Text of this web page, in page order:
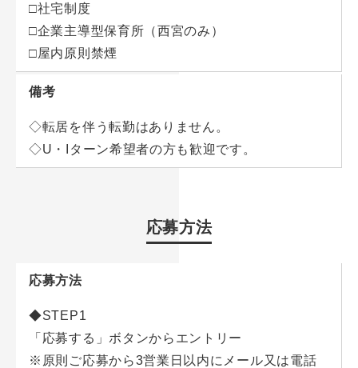
□社宅制度
□企業主導型保育所（西宮のみ）
□屋内原則禁煙
備考
◇転居を伴う転勤はありません。
◇U・Iターン希望者の方も歓迎です。
応募方法
応募方法
◆STEP1
「応募する」ボタンからエントリー
※原則ご応募から3営業日以内にメール又は電話